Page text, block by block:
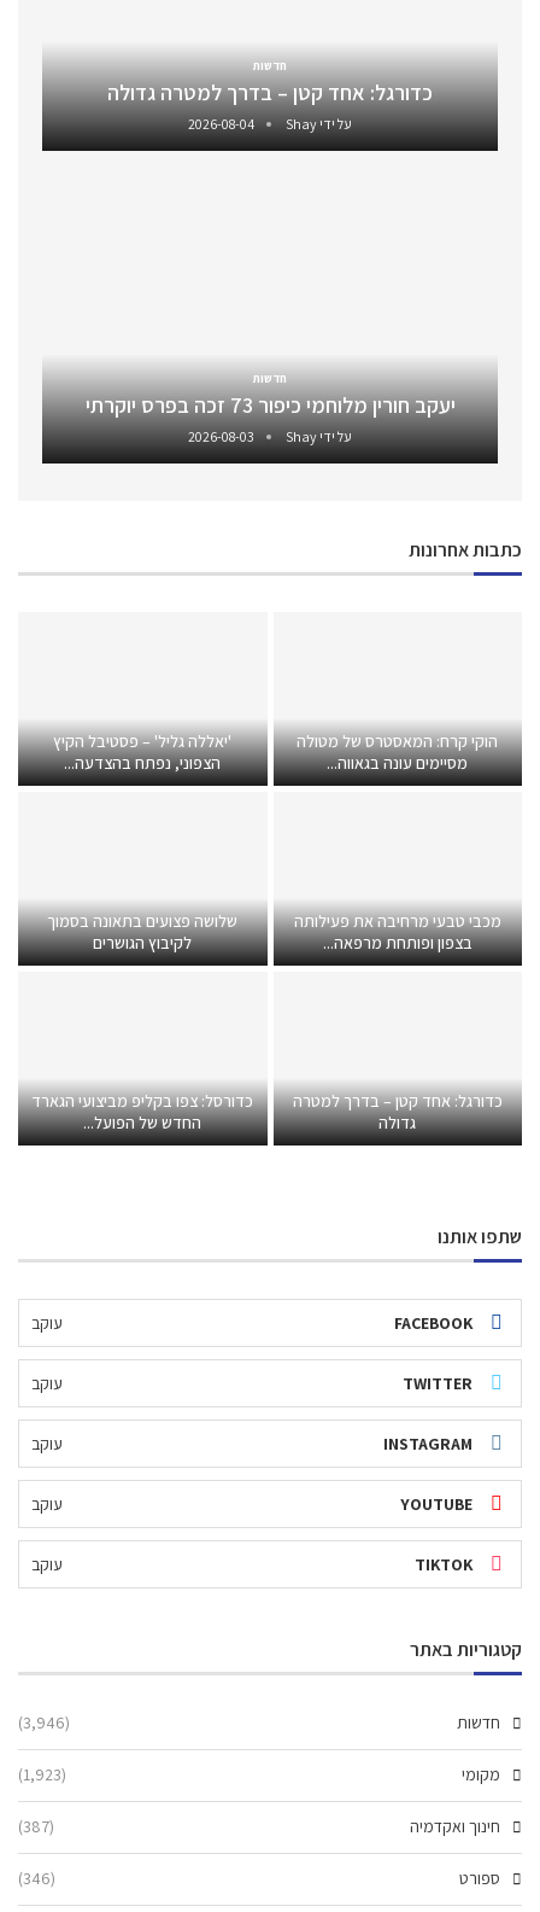
חדשות
כדורגל: אחד קטן – בדרך למטרה גדולה
על ידיShay
2026-08-04
חדשות
יעקב חורין מלוחמי כיפור 73 זכה בפרס יוקרתי
על ידיShay
2026-08-03
כתבות אחרונות
הוקי קרח: המאסטרס של מטולה
מסיימים עונה בגאווה...
'יאללה גליל' – פסטיבל הקיץ
הצפוני, נפתח בהצדעה...
מכבי טבעי מרחיבה את פעילותה
בצפון ופותחת מרפאה...
שלושה פצועים בתאונה בסמוך
לקיבוץ הגושרים
כדורגל: אחד קטן – בדרך למטרה
גדולה
כדורסל: צפו בקליפ מביצועי הגארד
החדש של הפועל...
שתפו אותנו
FACEBOOK עוקב
TWITTER עוקב
INSTAGRAM עוקב
YOUTUBE עוקב
TIKTOK עוקב
קטגוריות באתר
חדשות (3,946)
מקומי (1,923)
חינוך ואקדמיה (387)
ספורט (346)